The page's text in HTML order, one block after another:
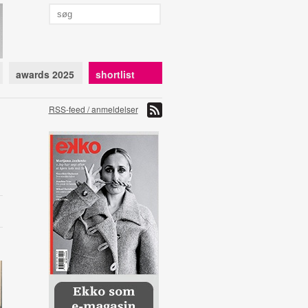
awards 2025 shortlist
RSS-feed / anmeldelser